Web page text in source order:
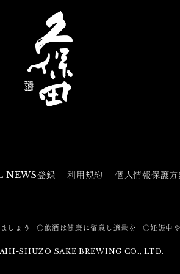
登録 利用規約 個人情報保護方
しょう 〇飲酒は健康に留意し適量を 〇妊娠中
SHUZO SAKE BREWING CO., LTD.